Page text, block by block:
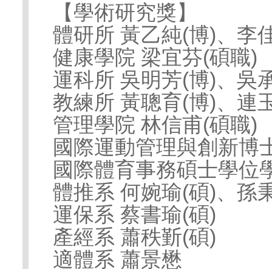
【學術研究獎】
體研所 黃乙純(博)、李
健康學院 梁宜芬(碩職)
運科所 吳明芳(博)、吳
教練所 黃聰育(博)、連
管理學院 林信甫(碩職)
國際運動管理與創新博
國際體育事務碩士學位
體推系 何婉瑜(碩)、孫
運保系 蔡書瑜(碩)
產經系 蕭秩斳(碩)
適體系 蕭景懋